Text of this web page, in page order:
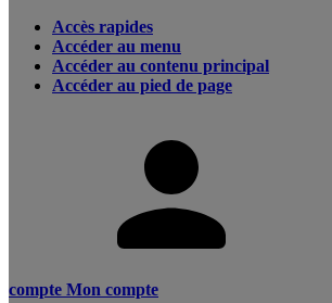
Accès rapides
Accéder au menu
Accéder au contenu principal
Accéder au pied de page
compte Mon compte